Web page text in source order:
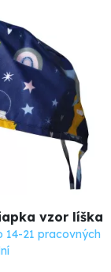
vzor líška
21 pracovných